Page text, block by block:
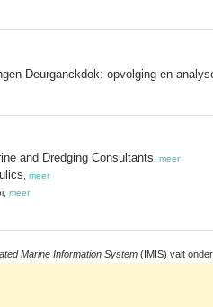
Deurganckdok: opvolging en
and Dredging Consultants meer
meer
meer
Marine Information System (IMIS) valt